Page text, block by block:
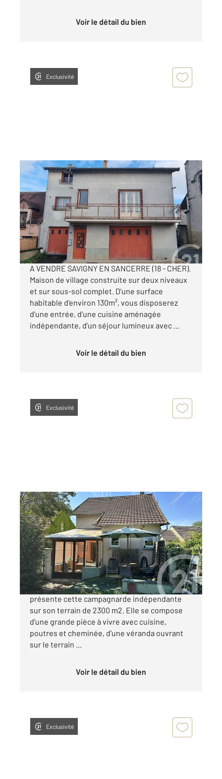
Voir le détail du bien
Exclusivité
SAVIGNY EN SANCERRE 18
130 m
, 6 pièces
Ref : 18568
Maison à vendre
65 000 €
Visiter le site dédié
A VENDRE SAVIGNY EN SANCERRE (18 - CHER).
Maison de village construite sur deux niveaux
et sur sous-sol complet. D'une surface
habitable d'environ 130m², vous disposerez
d'une entrée, d'une cuisine aménagée
indépendante, d'un séjour lumineux avec ...
Voir le détail du bien
Exclusivité
SAVIGNY EN SANCERRE 18
76 m2, 4 pièces
Ref : 18916
Maison à vendre
69 000 €
Au calme et dans un cadre verdoyant, je vous
présente cette campagnarde indépendante
sur son terrain de 2300 m2. Elle se compose
d'une grande pièce à vivre avec cuisine,
poutres et cheminée, d'une véranda ouvrant
sur le terrain ...
Voir le détail du bien
Exclusivité